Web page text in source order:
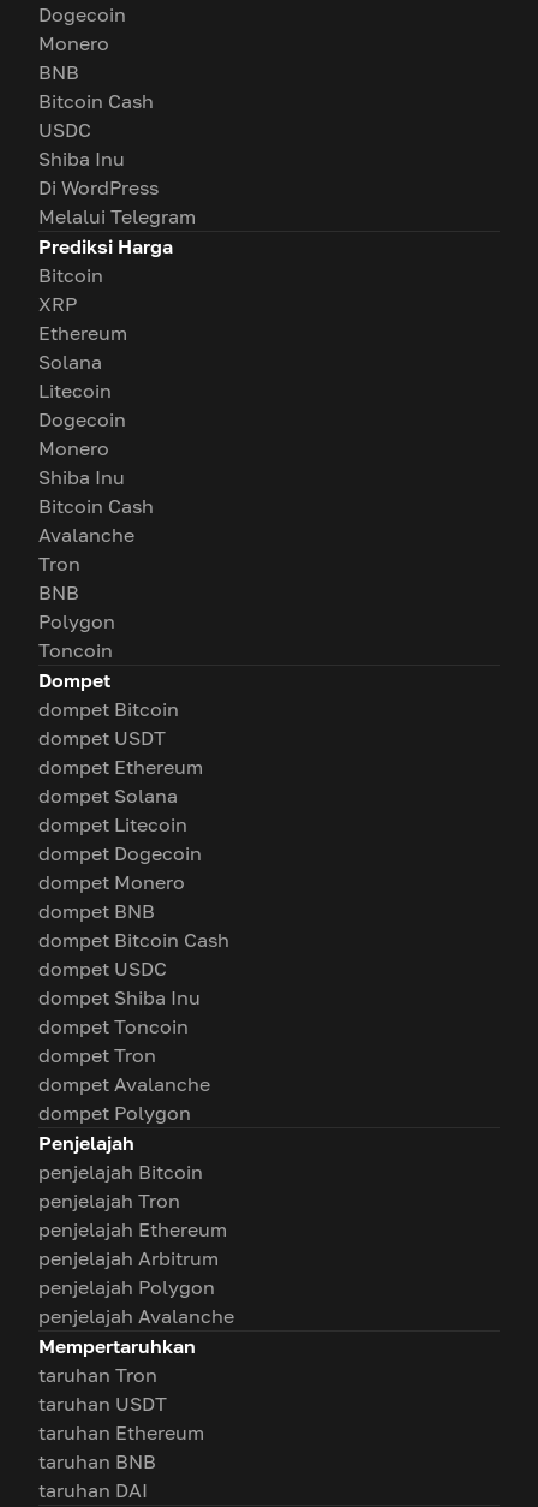
Dogecoin
Monero
BNB
Bitcoin Cash
USDC
Shiba Inu
Di WordPress
Melalui Telegram
Prediksi Harga
Bitcoin
XRP
Ethereum
Solana
Litecoin
Dogecoin
Monero
Shiba Inu
Bitcoin Cash
Avalanche
Tron
BNB
Polygon
Toncoin
Dompet
dompet Bitcoin
dompet USDT
dompet Ethereum
dompet Solana
dompet Litecoin
dompet Dogecoin
dompet Monero
dompet BNB
dompet Bitcoin Cash
dompet USDC
dompet Shiba Inu
dompet Toncoin
dompet Tron
dompet Avalanche
dompet Polygon
Penjelajah
penjelajah Bitcoin
penjelajah Tron
penjelajah Ethereum
penjelajah Arbitrum
penjelajah Polygon
penjelajah Avalanche
Mempertaruhkan
taruhan Tron
taruhan USDT
taruhan Ethereum
taruhan BNB
taruhan DAI